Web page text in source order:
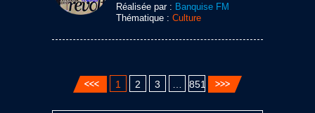
Réalisée par : Banquise FM
Thématique : Culture
1 2 3 851